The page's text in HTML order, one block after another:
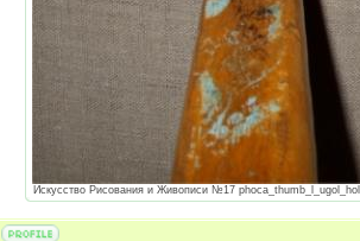
Искусство Рисования и Живописи №17